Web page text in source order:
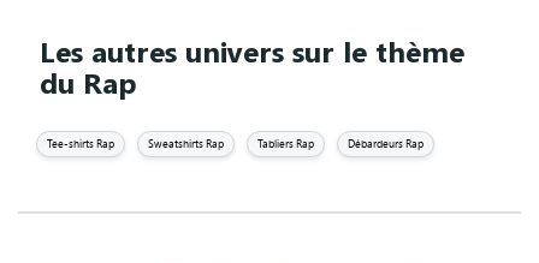
Les autres univers sur le thème
du Rap
Tee-shirts Rap Sweatshirts Rap Tabliers Rap Débardeurs Rap